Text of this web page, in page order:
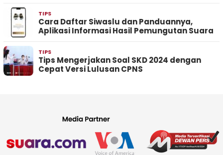
TIPS
Cara Daftar Siwaslu dan Panduannya,
Aplikasi Informasi Hasil Pemungutan Suara
TIPS
Tips Mengerjakan Soal SKD 2024 dengan
Cepat Versi Lulusan CPNS